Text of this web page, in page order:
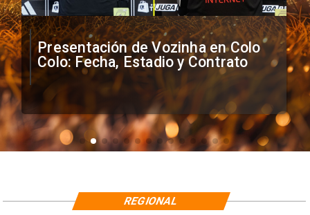
Presentación de Vozinha en Colo
Colo: Fecha, Estadio y Contrato
REGIONAL